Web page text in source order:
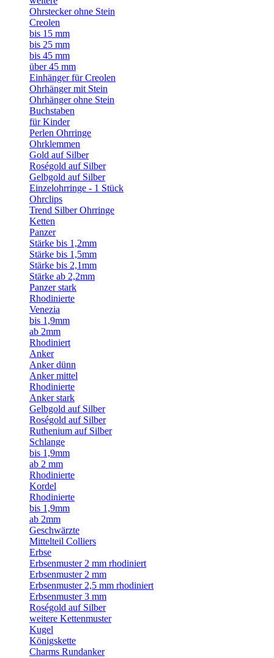
Ohrstecker ohne Stein
Creolen
bis 15 mm
bis 25 mm
bis 45 mm
über 45 mm
Einhänger für Creolen
Ohrhänger mit Stein
Ohrhänger ohne Stein
Buchstaben
für Kinder
Perlen Ohrringe
Ohrklemmen
Gold auf Silber
Roségold auf Silber
Gelbgold auf Silber
Einzelohrringe - 1 Stück
Ohrclips
Trend Silber Ohrringe
Ketten
Panzer
Stärke bis 1,2mm
Stärke bis 1,5mm
Stärke bis 2,1mm
Stärke ab 2,2mm
Panzer stark
Rhodinierte
Venezia
bis 1,9mm
ab 2mm
Rhodiniert
Anker
Anker dünn
Anker mittel
Rhodinierte
Anker stark
Gelbgold auf Silber
Roségold auf Silber
Ruthenium auf Silber
Schlange
bis 1,9mm
ab 2 mm
Rhodinierte
Kordel
Rhodinierte
bis 1,9mm
ab 2mm
Geschwärzte
Mittelteil Colliers
Erbse
Erbsenmuster 2 mm rhodiniert
Erbsenmuster 2 mm
Erbsenmuster 2,5 mm rhodiniert
Erbsenmuster 3 mm
Roségold auf Silber
weitere Kettenmuster
Kugel
Königskette
Charms Rundanker